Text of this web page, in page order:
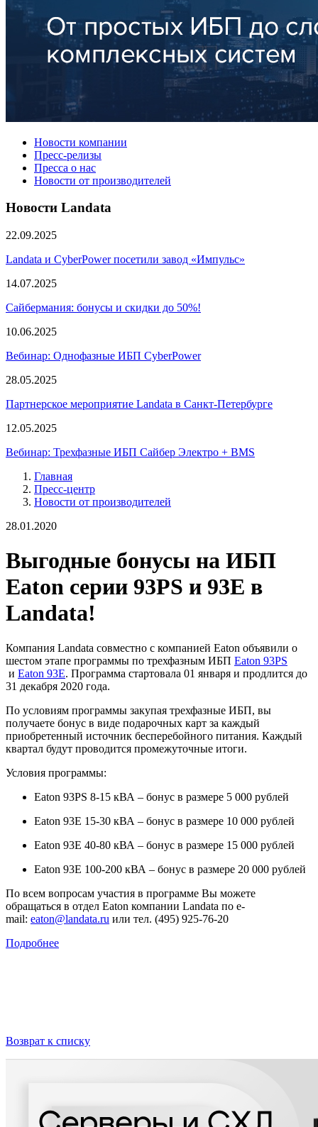
Новости компании
Пресс-релизы
Пресса о нас
Новости от производителей
Новости Landata
22.09.2025
Landata и CyberPower посетили завод «Импульс»
14.07.2025
Сайбермания: бонусы и скидки до 50%!
10.06.2025
Вебинар: Однофазные ИБП CyberPower
28.05.2025
Партнерское мероприятие Landata в Санкт-Петербурге
12.05.2025
Вебинар: Трехфазные ИБП Сайбер Электро + BMS
Главная
Пресс-центр
Новости от производителей
28.01.2020
Выгодные бонусы на ИБП
Eaton серии 93PS и 93E в
Landata!
Компания Landata совместно с компанией Eaton объявили о
шестом этапе программы по трехфазным ИБП Eaton 93PS
и Eaton 93E. Программа стартовала 01 января и продлится до
31 декабря 2020 года.
По условиям программы закупая трехфазные ИБП, вы
получаете бонус в виде подарочных карт за каждый
приобретенный источник бесперебойного питания. Каждый
квартал будут проводится промежуточные итоги.
Условия программы:
Eaton 93PS 8-15 кВА – бонус в размере 5 000 рублей
Eaton 93E 15-30 кВА – бонус в размере 10 000 рублей
Eaton 93E 40-80 кВА – бонус в размере 15 000 рублей
Eaton 93E 100-200 кВА – бонус в размере 20 000 рублей
По всем вопросам участия в программе Вы можете
обращаться в отдел Eaton компании Landata по e-
mail: eaton@landata.ru или тел. (495) 925-76-20
Подробнее
Возврат к списку